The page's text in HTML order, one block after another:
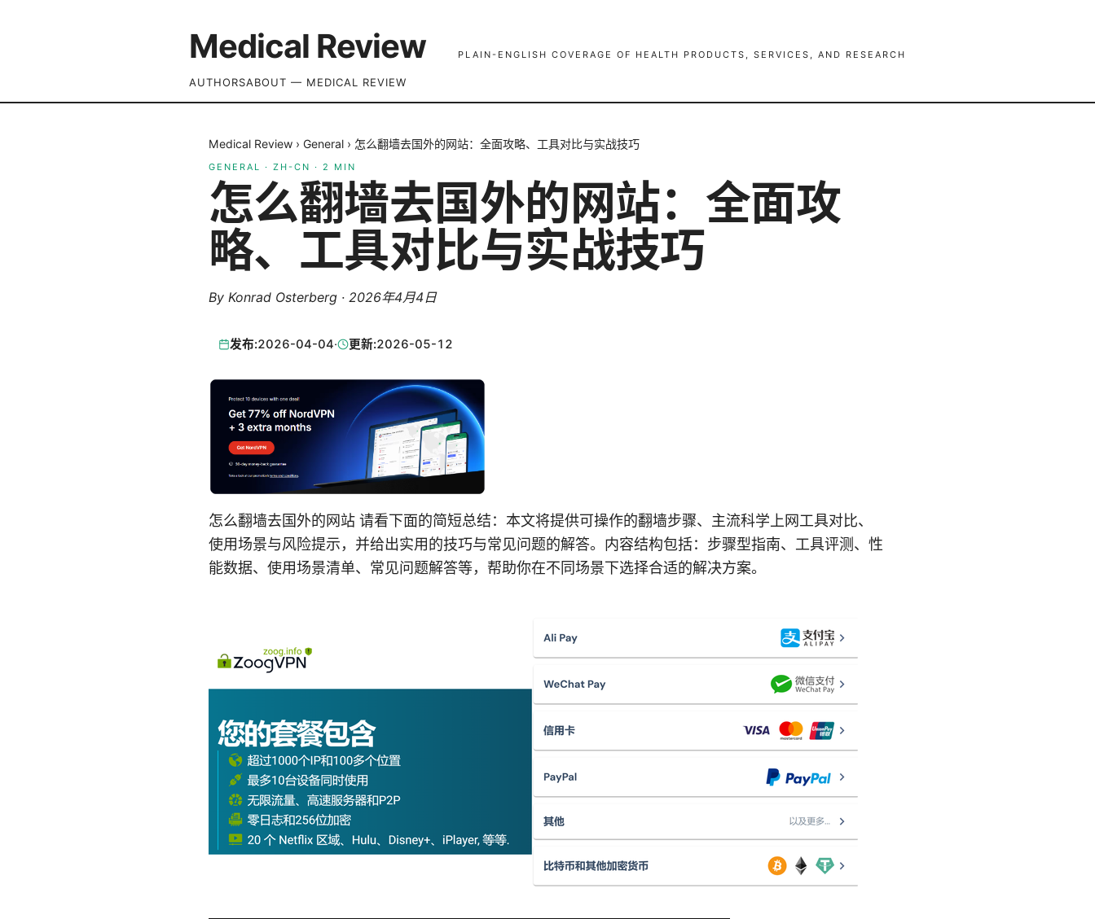
Medical Review PLAIN-ENGLISH COVERAGE OF HEALTH PRODUCTS, SERVICES, AND RESEARCH
AUTHORSABOUT — MEDICAL REVIEW
Medical Review › General › 怎么翻墙去国外的网站：全面攻略、工具对比与实战技巧
GENERAL · ZH-CN · 2 MIN
怎么翻墙去国外的网站：全面攻
略、工具对比与实战技巧
By Konrad Osterberg · 2026年4月4日
发布:2026-04-04· 更新:2026-05-12
怎么翻墙去国外的网站 请看下面的简短总结：本文将提供可操作的翻墙步骤、主流科学上网工具对比、
使用场景与风险提示，并给出实用的技巧与常见问题的解答。内容结构包括：步骤型指南、工具评测、性
能数据、使用场景清单、常见问题解答等，帮助你在不同场景下选择合适的解决方案。